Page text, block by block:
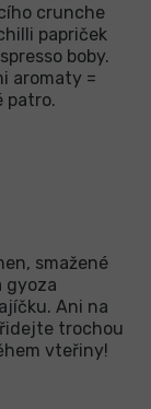
crunche
papriček
boby.
aromaty =
patro.
smažené
gyoza
Ani na
trochou
vteřiny!